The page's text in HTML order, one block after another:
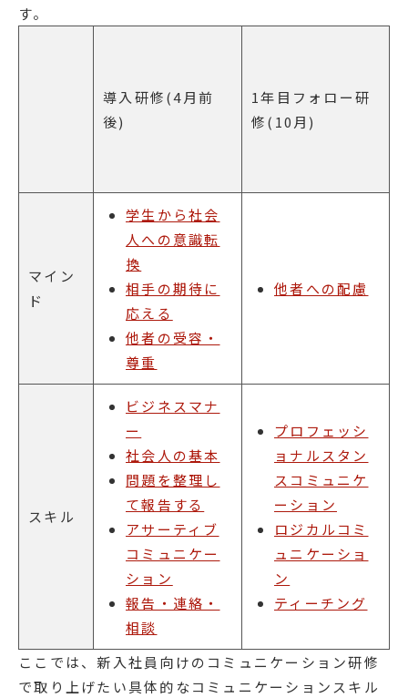
す。
導入研修(4月前
後)
1年目フォロー研
修(10月)
マイン
ド
学生から社会
人への意識転
換
相手の期待に
応える
他者の受容・
尊重
他者への配慮
スキル
ビジネスマナ
ー
社会人の基本
問題を整理し
て報告する
アサーティブ
コミュニケー
ション
報告・連絡・
相談
プロフェッシ
ョナルスタン
スコミュニケ
ーション
ロジカルコミ
ュニケーショ
ン
ティーチング
ここでは、新入社員向けのコミュニケーション研修
で取り上げたい具体的なコミュニケーションスキル